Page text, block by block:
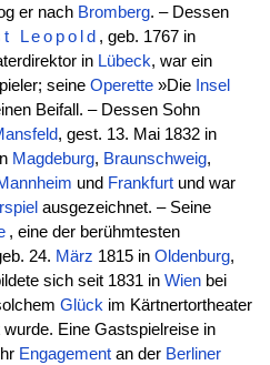
er nach Bromberg. – Dessen
Leopold , geb. 1767 in
in Lübeck, war ein
seine Operette»Die Insel
Beifall. – Dessen Sohn
, gest. 13. Mai 1832 in
Magdeburg, Braunschweig,
und Frankfurtund war
ausgezeichnet. – Seine
, eine der berühmtesten
24. März 1815 in Oldenburg,
sich seit 1831 in Wienbei
Glückim Kärtnertortheater
Eine Gastspielreise in
Engagementan der Berliner